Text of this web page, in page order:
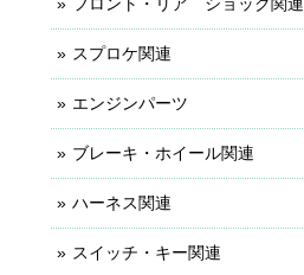
スプロケ関連
エンジンパーツ
ブレーキ・ホイール関連
ハーネス関連
スイッチ・キー関連